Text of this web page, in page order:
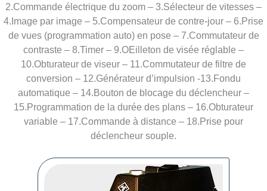
2.Commande électrique du zoom – 3.Sélecteur de vitesses –
4.Image par image – 5.Compensateur de contre-jour – 6.Prise
de vues (programmation auto) en pose – 7.Commutateur de
contraste – 8.Timer – 9.OEilleton de visée réglable –
10.Obturateur de viseur – 11.Commutateur de filtre de
conversion – 12.Générateur d’impulsion -13.Fondu
automatique – 14.Bouton de blocage du déclencheur –
15.Programmation de la durée des plans – 16.Obturateur
variable – 17.Commande à distance – 18.Prise pour
déclencheur souple.